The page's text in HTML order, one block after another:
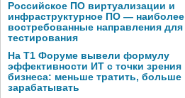
Российское ПО виртуализации и
инфраструктурное ПО — наиболее
востребованные направления для
тестирования
На Т1 Форуме вывели формулу
эффективности ИТ с точки зрения
бизнеса: меньше тратить, больше
зарабатывать